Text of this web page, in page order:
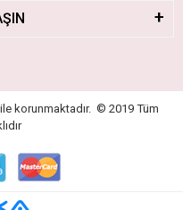
korunmaktadır. © 2019 Tüm